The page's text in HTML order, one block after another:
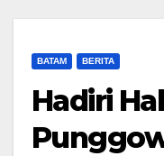
BATAM BERITA
Hadiri